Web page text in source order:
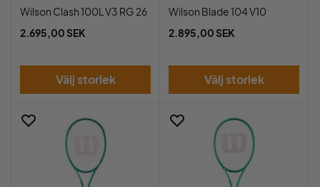
Wilson Clash 100L V3 RG 26
2.695,00 SEK
Välj storlek
Wilson Blade 104 V10
2.895,00 SEK
Välj storlek